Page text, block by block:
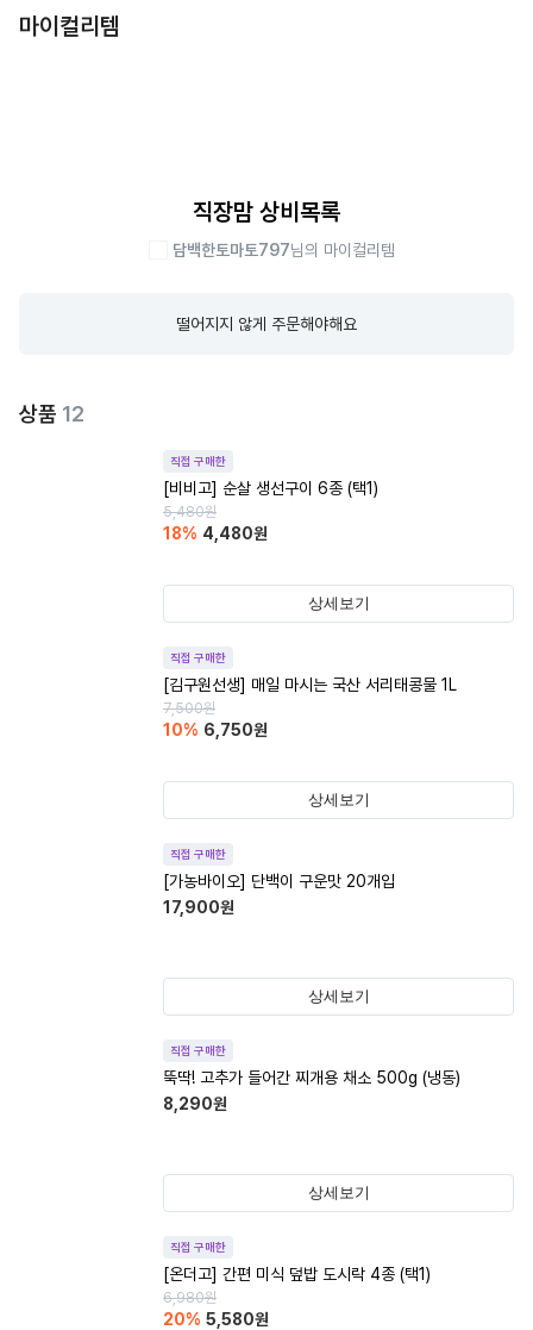
마이컬리템
직장맘 상비목록
담백한토마토797님의 마이컬리템
떨어지지 않게 주문해야해요
상품 12
직접 구매한
[비비고] 순살 생선구이 6종 (택1)
5,480원
18% 4,480원
상세보기
직접 구매한
[김구원선생] 매일 마시는 국산 서리태콩물 1L
7,500원
10% 6,750원
상세보기
직접 구매한
[가농바이오] 단백이 구운맛 20개입
17,900원
상세보기
직접 구매한
뚝딱! 고추가 들어간 찌개용 채소 500g (냉동)
8,290원
상세보기
직접 구매한
[온더고] 간편 미식 덮밥 도시락 4종 (택1)
6,980원
20% 5,580원